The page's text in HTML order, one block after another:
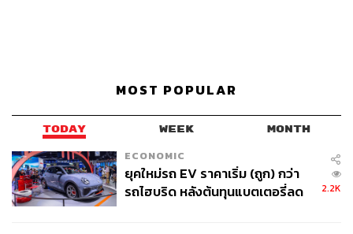
MOST POPULAR
TODAY WEEK MONTH
ECONOMIC
ยุคใหม่รถ EV ราคาเริ่ม (ถูก) กว่า
รถไฮบริด หลังต้นทุนแบตเตอรี่ลด
2.2K